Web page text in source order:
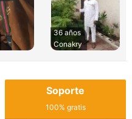
36 años
Conakry
Soporte
100% gratis